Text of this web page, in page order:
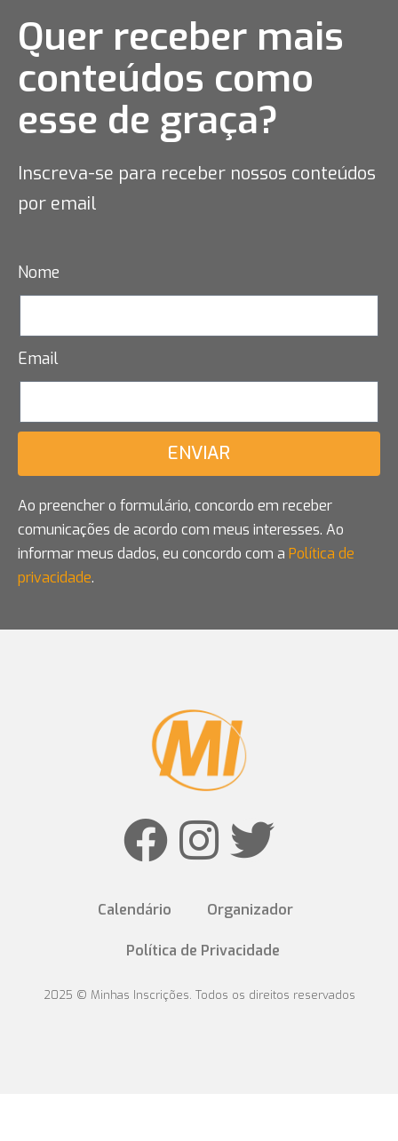
Quer receber mais
conteúdos como
esse de graça?
Inscreva-se para receber nossos conteúdos
por email
Nome
Email
ENVIAR
Ao preencher o formulário, concordo em receber
comunicações de acordo com meus interesses. Ao
informar meus dados, eu concordo com a Política de
privacidade.
Calendário Organizador
Política de Privacidade
2025 © Minhas Inscrições. Todos os direitos reservados